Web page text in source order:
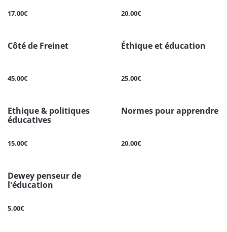
17.00€ 20.00€
Côté de Freinet
45.00€
Éthique et éducation
25.00€
Ethique & politiques
éducatives
15.00€
Normes pour apprendre
20.00€
Dewey penseur de
l'éducation
5.00€